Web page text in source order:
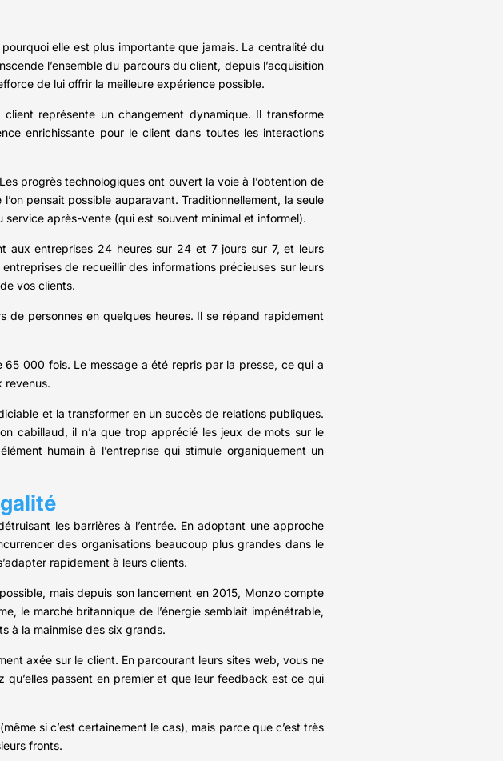
elle est plus importante que jamais. La centralité du
l’ensemble du parcours du client, depuis l’acquisition
de lui offrir la meilleure expérience possible.
représente un changement dynamique. Il transforme
enrichissante pour le client dans toutes les interactions
progrès technologiques ont ouvert la voie à l’obtention de
pensait possible auparavant. Traditionnellement, la seule
après-vente (qui est souvent minimal et informel).
aux entreprises 24 heures sur 24 et 7 jours sur 7, et leurs
de recueillir des informations précieuses sur leurs
vos clients.
de personnes en quelques heures. Il se répand rapidement
000 fois. Le message a été repris par la presse, ce qui a
revenus.
et la transformer en un succès de relations publiques.
cabillaud, il n’a que trop apprécié les jeux de mots sur le
humain à l’entreprise qui stimule organiquement un
les barrières à l’entrée. En adoptant une approche
des organisations beaucoup plus grandes dans le
rapidement à leurs clients.
mais depuis son lancement en 2015, Monzo compte
le marché britannique de l’énergie semblait impénétrable,
à la mainmise des six grands.
axée sur le client. En parcourant leurs sites web, vous ne
passent en premier et que leur feedback est ce qui
si c’est certainement le cas), mais parce que c’est très
fronts.